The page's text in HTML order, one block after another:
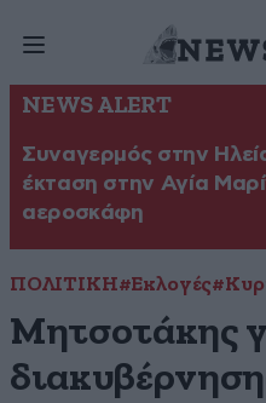
NEWS ALERT
Συναγερμός στην
έκταση στην Αγία
αεροσκάφη
ΠΟΛΙΤΙΚΗ#Εκλογές
Μητσοτάκης